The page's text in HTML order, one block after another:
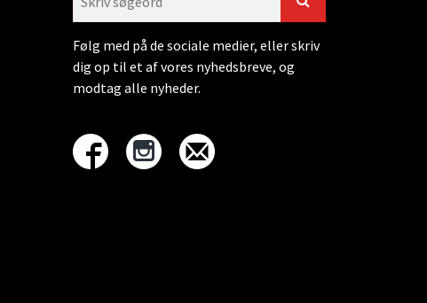
Følg med på de sociale medier, eller skriv
dig op til et af vores nyhedsbreve, og
modtag alle nyheder.